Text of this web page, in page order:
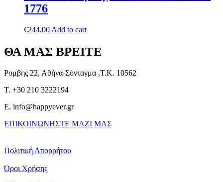
1776
€244,00 Add to cart
ΘΑ ΜΑΣ ΒΡΕΙΤΕ
Ρομβης 22, Αθήνα-Σύνταγμα ,Τ.Κ. 10562
T. +30 210 3222194
E. info@happyever.gr
ΕΠΙΚΟΙΝΩΝΗΣΤΕ ΜΑΖΙ ΜΑΣ
Πολιτική Απορρήτου
Όροι Χρήσης